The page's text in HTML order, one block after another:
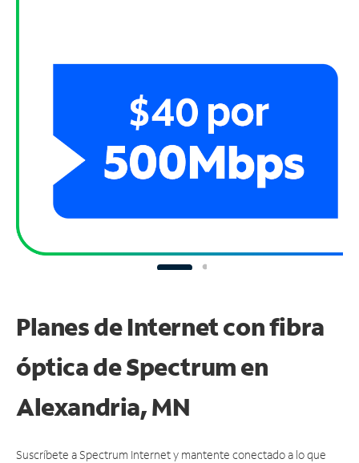
Planes de Internet con fibra
óptica de Spectrum en
Alexandria, MN
Suscríbete a Spectrum Internet y mantente conectado a lo que